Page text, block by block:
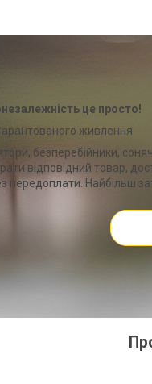
це просто!
живлення
безперебійники,
відповідний товар,
передоплати. Найбільш